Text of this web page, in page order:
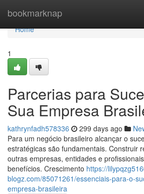
bookmarknap
Home
Home
1
Parcerias para
Sua Empresa
kathrynfadh578336 299 days ago
Para um negócio brasileiro alcançar o
estratégicas são fundamentais. Construir
outras empresas, entidades e
benefícios. Crescimento https://
blogz.com/85071261/essenciais-para-o-
empresa-brasileira